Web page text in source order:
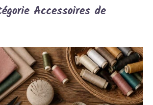
Accessoires de